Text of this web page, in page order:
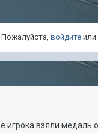
Пожалуйста,войдите или
игрока взяли